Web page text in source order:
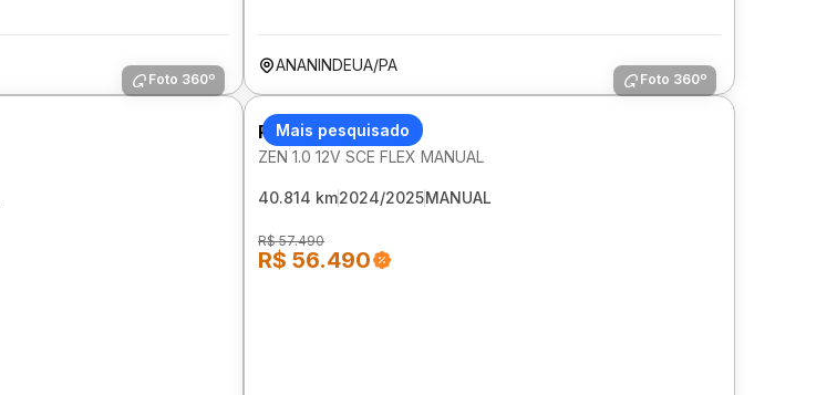
ANANINDEUA/PA
Foto 360º
Mais pesquisado
Foto 360º
RENAULT KWID
ZEN 1.0 12V SCE FLEX MANUAL
40.814 km2024/2025MANUAL
R$ 57.490
R$ 56.490